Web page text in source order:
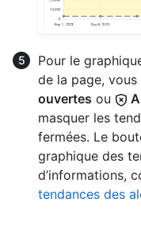
Pour le
de la page,
ouvertes ou
masquer les
fermées. Le
graphique des
d’informations,
tendances des